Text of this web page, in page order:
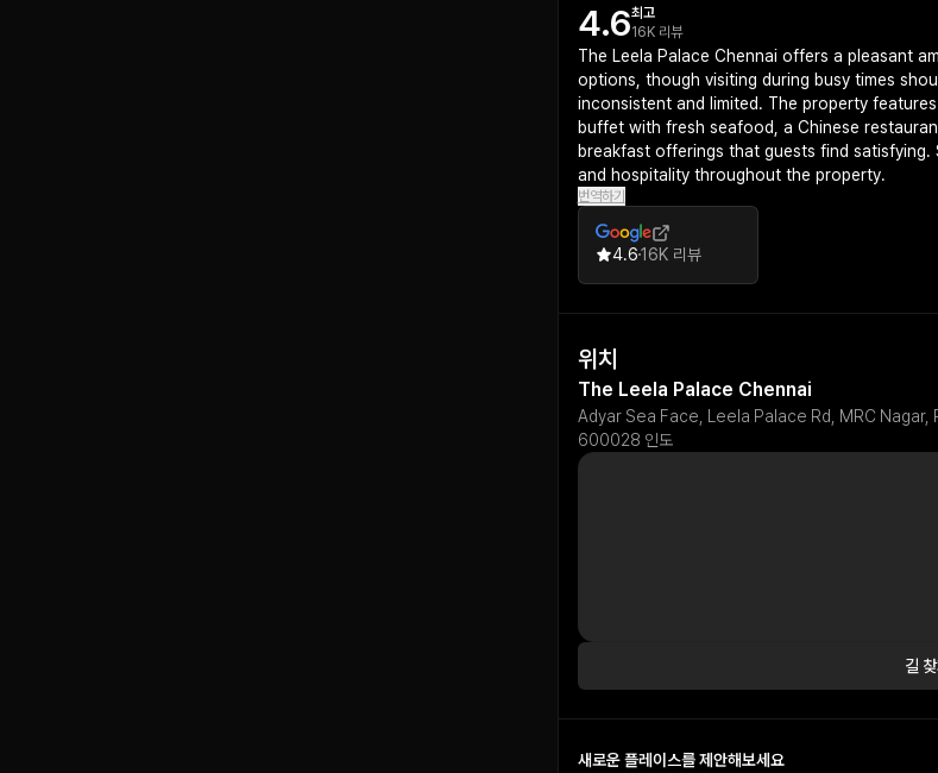
4.6최고
16K 리뷰
The Leela Palace Chennai offers a pleasant
options, though visiting during busy times
inconsistent and limited. The property
buffet with fresh seafood, a Chinese
breakfast offerings that guests find
and hospitality throughout the property.
번역하기
4.616K 리뷰
위치
The Leela Palace Chennai
Adyar Sea Face, Leela Palace Rd, MRC
600028 인도
길 찾
새로운 플레이스를 제안해보세요